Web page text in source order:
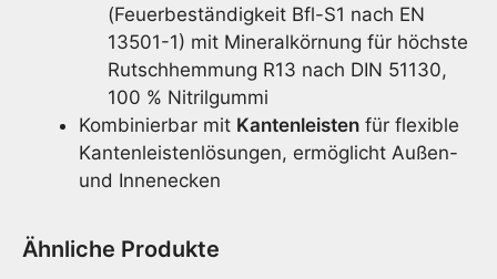
(Feuerbeständigkeit Bfl-S1 nach EN
13501-1) mit Mineralkörnung für höchste
Rutschhemmung R13 nach DIN 51130,
100 % Nitrilgummi
Kombinierbar mit Kantenleisten für flexible
Kantenleistenlösungen, ermöglicht Außen-
und Innenecken
Ähnliche Produkte